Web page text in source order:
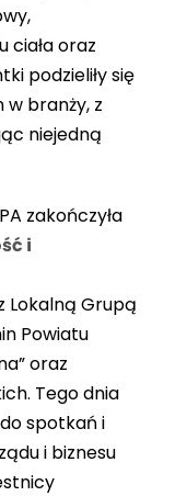
ciała oraz
podzieliły się
w branży, z
niejedną
zakończyła
i
Lokalną Grupą
Powiatu
oraz
Tego dnia
spotkań i
i biznesu